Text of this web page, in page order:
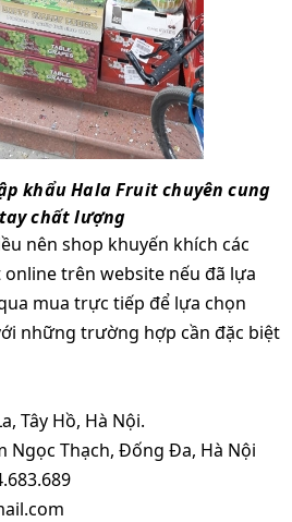
khẩu Hala Fruit chuyên cung
chất lượng
nên shop khuyến khích các
trên website nếu đã lựa
mua trực tiếp để lựa chọn
những trường hợp cần đặc biệt
Tây Hồ, Hà Nội.
Ngọc Thạch, Đống Đa, Hà Nội